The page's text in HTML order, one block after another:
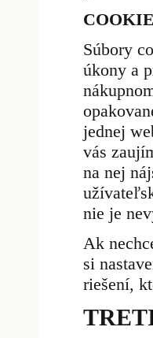
Súbory
úkony a
jednej
vás
na nej
nie je
Ak
si
riešení,